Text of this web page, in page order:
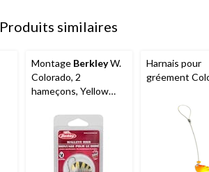
Produits similaires
Montage BerkleyW.
Colorado, 2
hameçons, Yellow
Harnais pour
gréement